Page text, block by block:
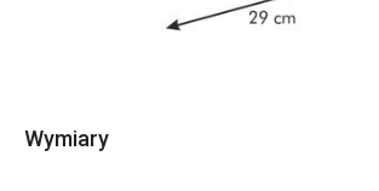
Wymiary